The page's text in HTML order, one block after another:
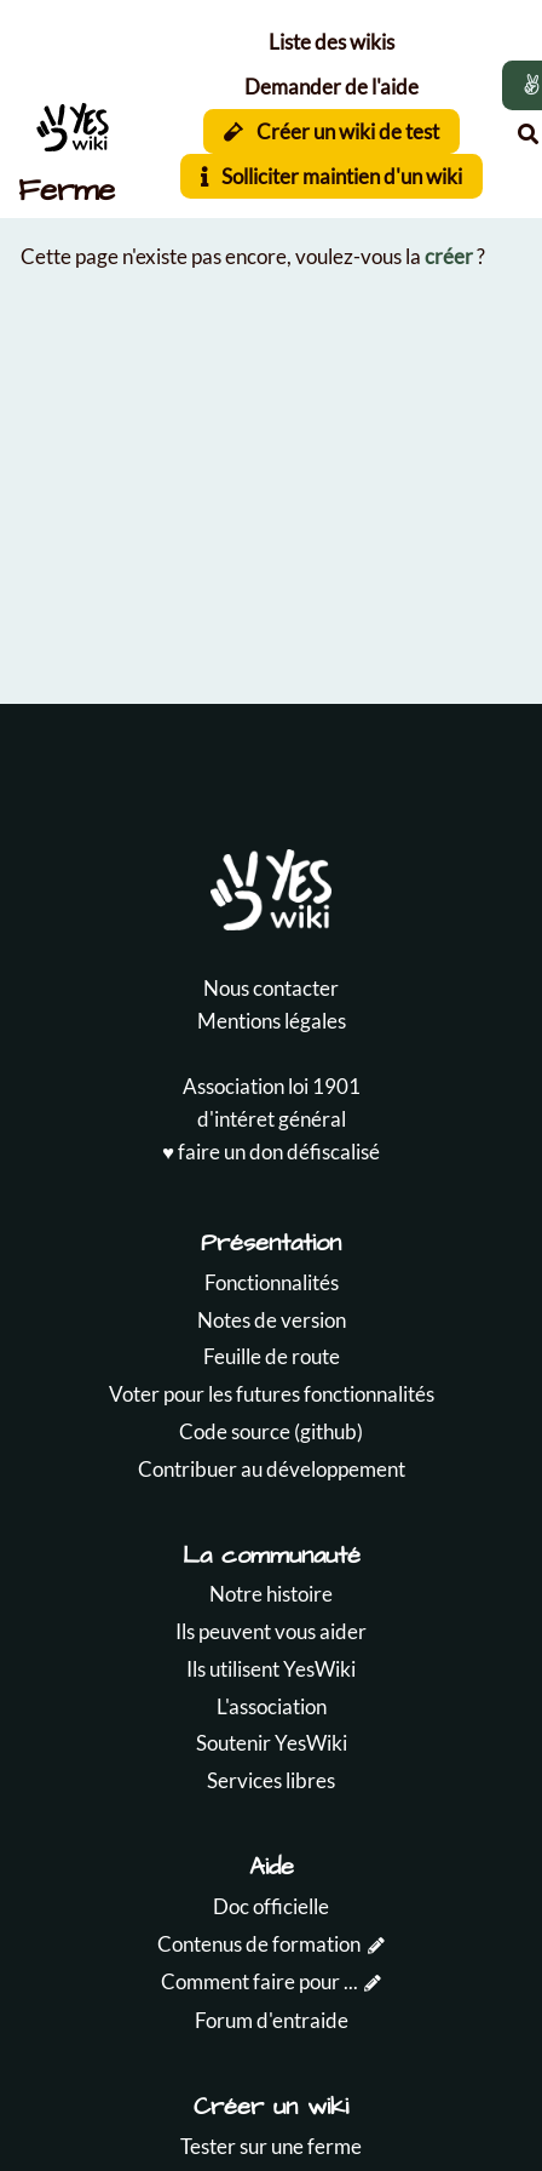
Ferme
Liste des wikis
Demander de l'aide
Créer un wiki de test
Solliciter maintien d'un wiki
Cette page n'existe pas encore, voulez-vous lacréer?
Nous contacter
Mentions légales
Association loi 1901
d'intéret général
♥️ faire un don défiscalisé
Présentation
Fonctionnalités
Notes de version
Feuille de route
Voter pour les futures fonctionnalités
Code source (github)
Contribuer au développement
La communauté
Notre histoire
Ils peuvent vous aider
Ils utilisent YesWiki
L'association
Soutenir YesWiki
Services libres
Aide
Doc officielle
Contenus de formation
Comment faire pour ...
Forum d'entraide
Créer un wiki
Tester sur une ferme